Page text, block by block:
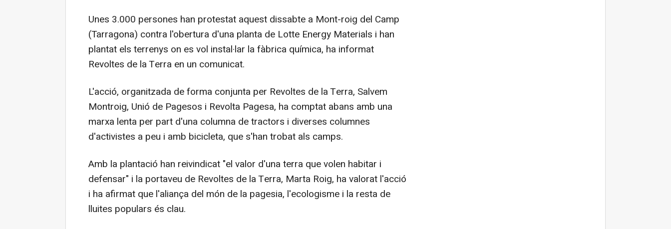
Unes 3.000 persones han protestat aquest dissabte a Mont-roig del Camp
(Tarragona) contra l'obertura d'una planta de Lotte Energy Materials i han
plantat els terrenys on es vol instal·lar la fàbrica química, ha informat
Revoltes de la Terra en un comunicat.
L'acció, organitzada de forma conjunta per Revoltes de la Terra, Salvem
Montroig, Unió de Pagesos i Revolta Pagesa, ha comptat abans amb una
marxa lenta per part d'una columna de tractors i diverses columnes
d'activistes a peu i amb bicicleta, que s'han trobat als camps.
Amb la plantació han reivindicat "el valor d'una terra que volen habitar i
defensar" i la portaveu de Revoltes de la Terra, Marta Roig, ha valorat l'acció
i ha afirmat que l'aliança del món de la pagesia, l'ecologisme i la resta de
lluites populars és clau.